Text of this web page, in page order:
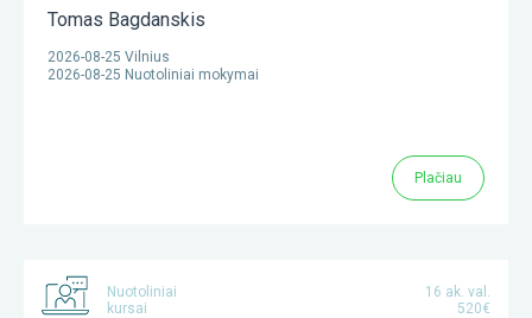
Tomas Bagdanskis
2026-08-25 Vilnius
2026-08-25 Nuotoliniai mokymai
Plačiau
Nuotoliniai
kursai
16 ak. val.
520€